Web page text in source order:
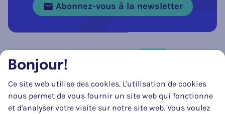
Abonnez-vous à la newsletter
Suivez-nous sur
FacebookInstagramLinkedIn
Bonjour!
Ce site web utilise des cookies. L'utilisation de cookies
nous permet de vous fournir un site web qui fonctionne
et d'analyser votre visite sur notre site web. Vous voulez